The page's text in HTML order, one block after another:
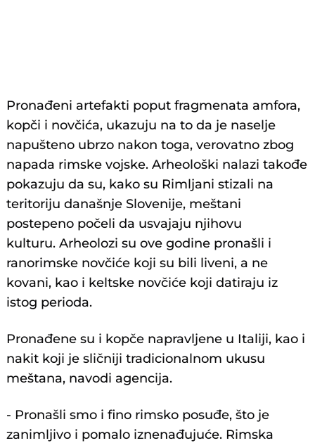
Pronađeni artefakti poput fragmenata amfora,
kopči i novčića, ukazuju na to da je naselje
napušteno ubrzo nakon toga, verovatno zbog
napada rimske vojske. Arheološki nalazi takođe
pokazuju da su, kako su Rimljani stizali na
teritoriju današnje Slovenije, meštani
postepeno počeli da usvajaju njihovu
kulturu. Arheolozi su ove godine pronašli i
ranorimske novčiće koji su bili liveni, a ne
kovani, kao i keltske novčiće koji datiraju iz
istog perioda.
Pronađene su i kopče napravljene u Italiji, kao i
nakit koji je sličniji tradicionalnom ukusu
meštana, navodi agencija.
- Pronašli smo i fino rimsko posuđe, što je
zanimljivo i pomalo iznenađujuće. Rimska